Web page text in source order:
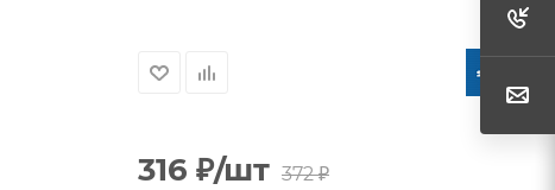
316 ₽/шт 372₽